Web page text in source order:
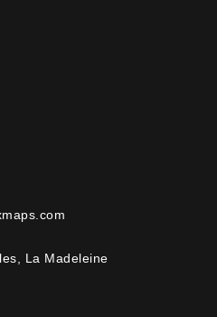
La Madeleine